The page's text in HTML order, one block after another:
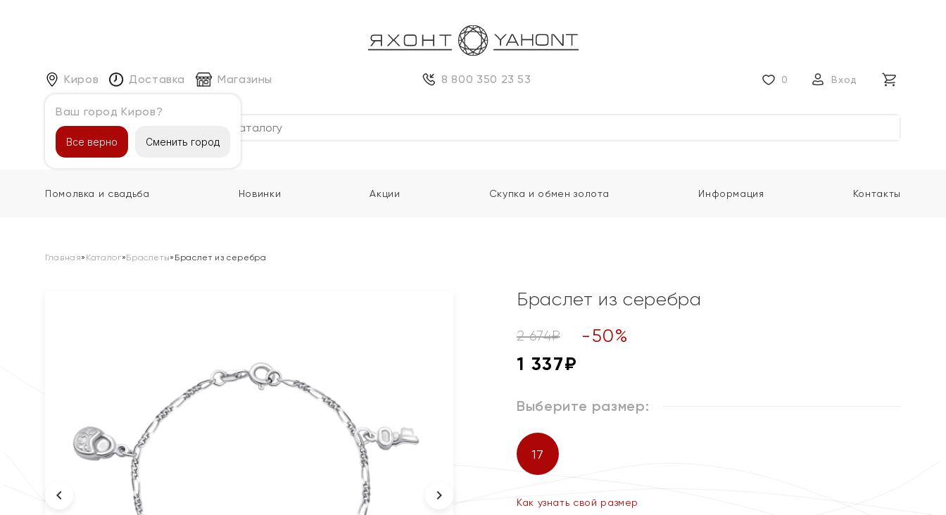
Киров
Ваш город Киров?
Все верно Сменить город
Доставка Магазины 8 800 350 23 53 0 Вход
Каталог
Помолвка и свадьба Новинки Акции Скупка и обмен золота Информация Контакты
Главная» Каталог»Браслеты» Браслет из серебра
Браслет из серебра
2 674₽ -50%
1 337₽
Выберите размер:
17
Как узнать свой размер